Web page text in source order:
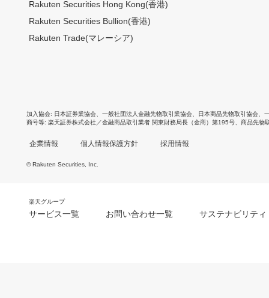
Rakuten Securities Hong Kong(香港)
Rakuten Securities Bullion(香港)
Rakuten Trade(マレーシア)
加入協会 日本証券業協会 一般社団法人金融先物取引業協会 日本商品先物取引協会
商号等 楽天証券株式会社／金融商品取引業者 関東財務局長（金商）第195号、商品先物
企業情報 個人情報保護方針 採用情報
© Rakuten Securities, Inc.
楽天グループ
サービス一覧 お問い合わせ一覧 サステナビリティ